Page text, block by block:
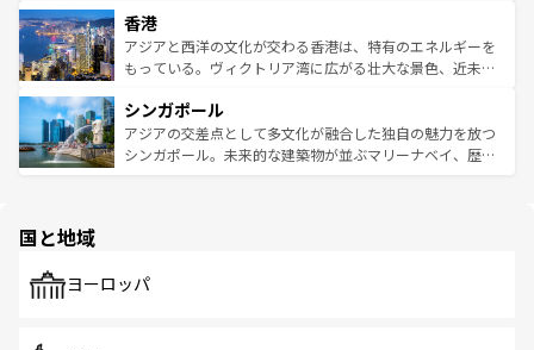
とつ。フォーやバインミー、ベトナムコーヒーなどは、ぜ
ひ現地で味わいたい。どの地域を訪れてもあたたかい人々
が旅行者を迎えてくれるので、きっと忘れられない旅にな
参照してほしい。
の活気が交差している。北部ではチェンマイなどの山岳地
帯で自然と触れ合い、南部ではプーケットやクラビの美し
いビーチでリゾート気分を楽しむことができる。タイ料理
激する。気候は一年中温暖で、どの季節にも異なる楽しみ
が待っている。親しみやすいタイの人々、仏教を中心とし
た文化、そして多様な観光資源が、訪れる旅人を魅了し続
香港
アジアと西洋の文化が交わる香港は、特有のエネルギーを
もっている。ヴィクトリア湾に広がる壮大な景色、近未来
み、どこを訪れても感動するはず。観光スポットが密集し
ており、効率よく見どころを回れるのも魅力。息をのむよ
うな絶景から文化的な体験まで、香港を存分に楽しみ尽く
シンガポール
アジアの交差点として多文化が融合した独自の魅力を放つ
シンガポール。未来的な建築物が並ぶマリーナベイ、歴史
で、ホーカーズは地元の風情を楽しめる外せないスポット
国と地域
ヨーロッパ